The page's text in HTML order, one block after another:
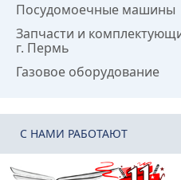
Посудомоечные машины
Запчасти и
г. Пермь
Газовое оборудование
C НАМИ РАБОТАЮТ